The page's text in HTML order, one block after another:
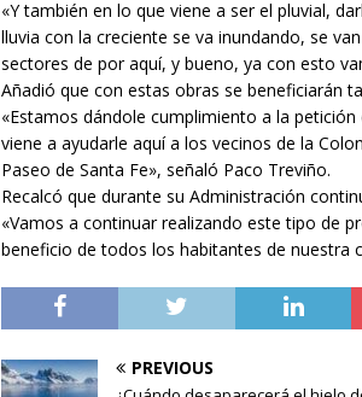
«Y también en lo que viene a ser el pluvial,
lluvia con la creciente se va inundando, se
sectores de por aquí, y bueno, ya con esto
Añadió que con estas obras se beneficiarán
«Estamos dándole cumplimiento a la
viene a ayudarle aquí a los vecinos de la
Paseo de Santa Fe», señaló Paco Treviño.
Recalcó que durante su Administración
«Vamos a continuar realizando este tipo de
beneficio de todos los habitantes de nuestra
PREVIOUS